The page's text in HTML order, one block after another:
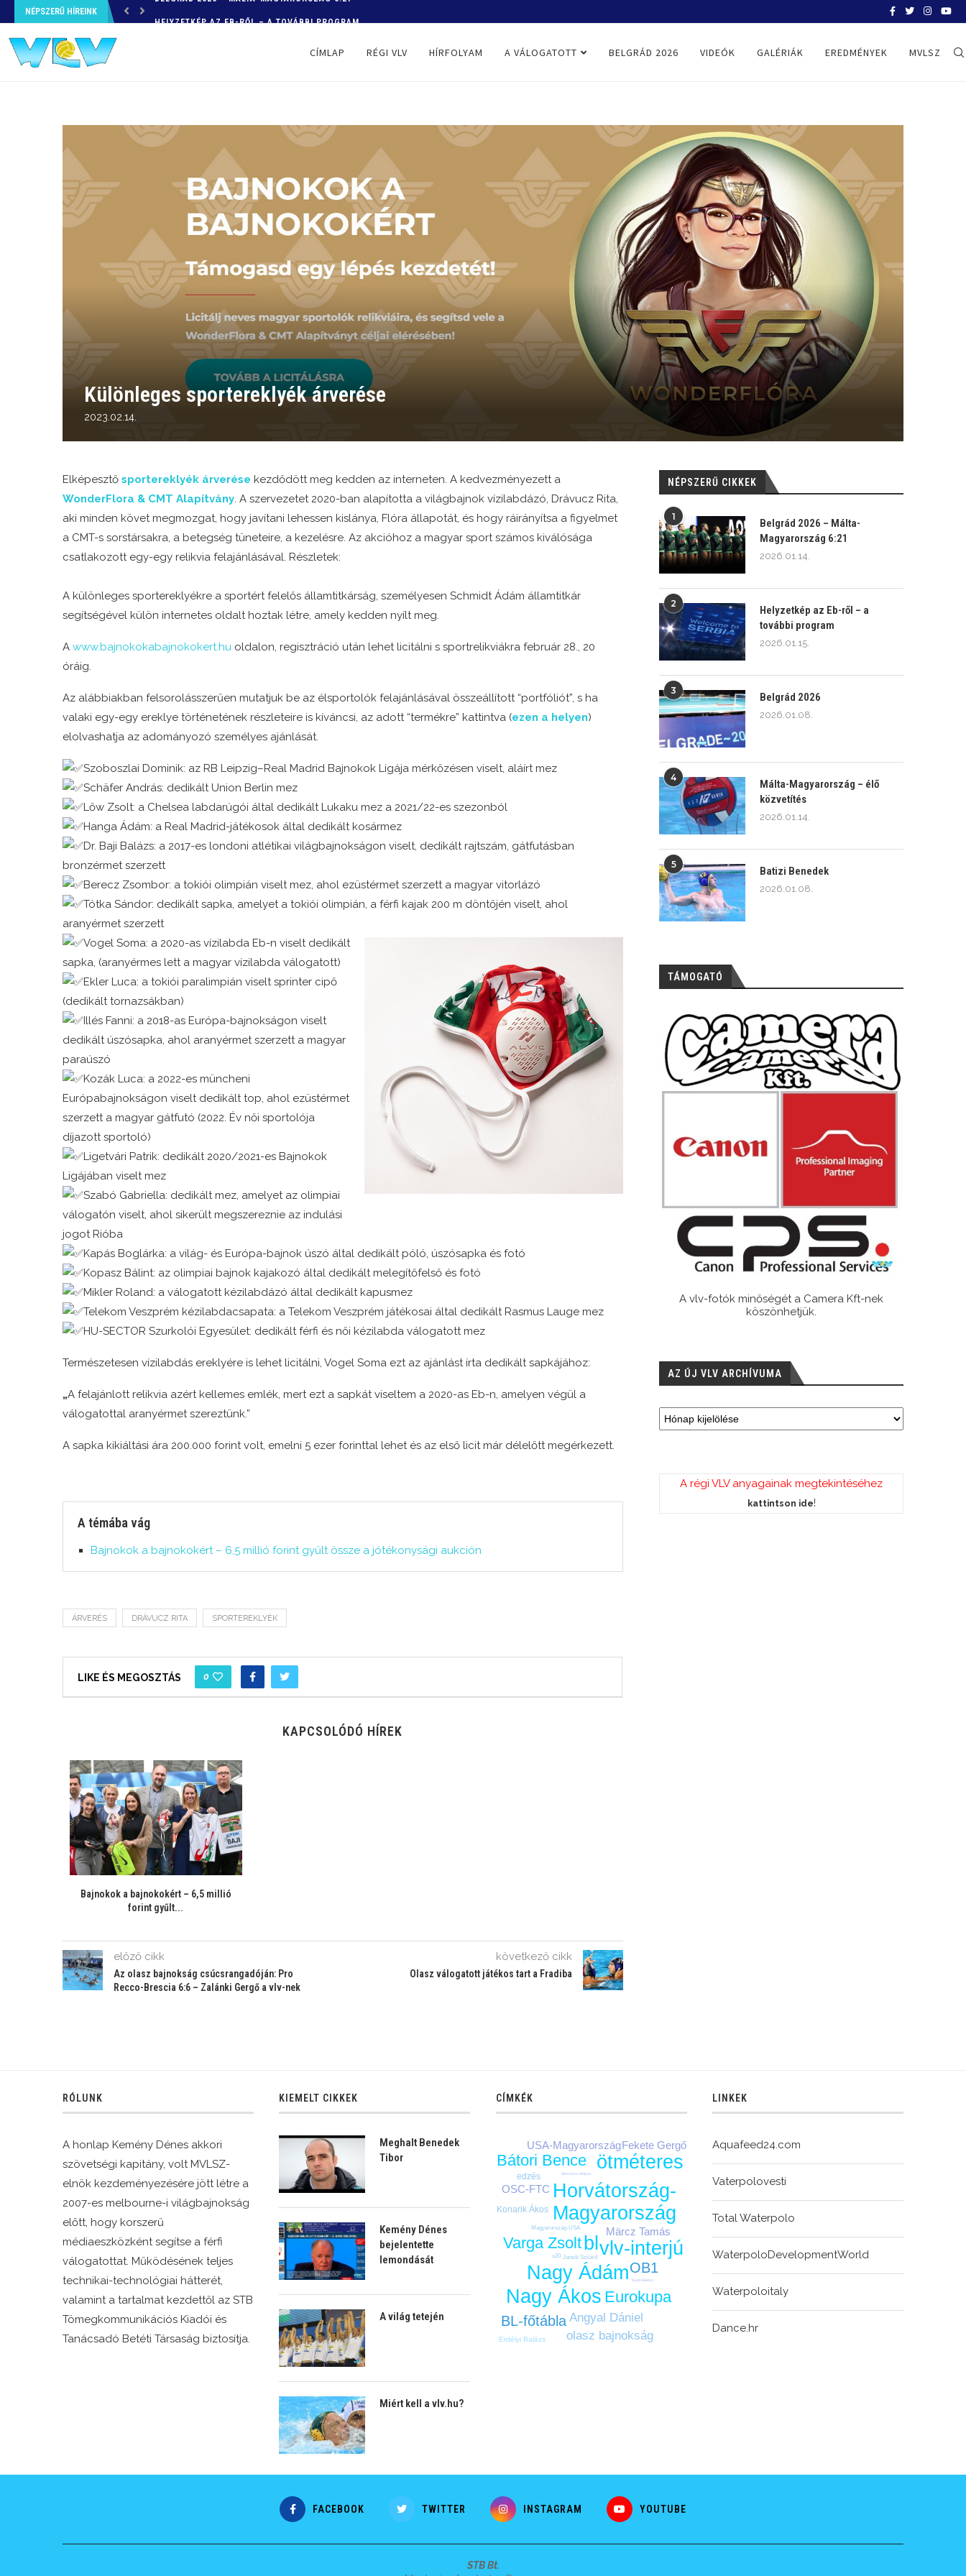
NÉPSZERŰ HÍREINK
CÍMLAP RÉGI VLV HÍRFOLYAM A VÁLOGATOTT BELGRÁD 2026 VIDEÓK GALÉRIÁK EREDMÉNYEK MVLSZ
Különleges sportereklyék árverése
2023.02.14.
Elképesztő sportereklyék árverése kezdődött meg kedden az interneten. A kedvezményezett a
WonderFlora & CMT Alapítvány. A szervezetet 2020-ban alapította a világbajnok vízilabdázó, Drávucz Rita,
aki minden követ megmozgat, hogy javítani lehessen kislánya, Flóra állapotát, és hogy ráirányítsa a figyelmet
a CMT-s sorstársakra, a betegség tüneteire, a kezelésre. Az akcióhoz a magyar sport számos kiválósága
csatlakozott egy-egy relikvia felajánlásával. Részletek:
A különleges sportereklyékre a sportért felelős államtitkárság, személyesen Schmidt Ádám államtitkár
segítségével külön internetes oldalt hoztak létre, amely kedden nyílt meg.
A www.bajnokokabajnokokert.hu oldalon, regisztráció után lehet licitálni s sportrelikviákra február 28., 20
óráig.
Az alábbiakban felsorolásszerűen mutatjuk be az élsportolók felajánlásával összeállított “portfóliót”, s ha
valaki egy-egy ereklye történetének részleteire is kíváncsi, az adott “termékre” kattintva (ezen a helyen)
elolvashatja az adományozó személyes ajánlását.
Szoboszlai Dominik: az RB Leipzig–Real Madrid Bajnokok Ligája mérkőzésen viselt, aláírt mez
Schäfer András: dedikált Union Berlin mez
Lőw Zsolt: a Chelsea labdarúgói által dedikált Lukaku mez a 2021/22-es szezonból
Hanga Ádám: a Real Madrid-játékosok által dedikált kosármez
Dr. Baji Balázs: a 2017-es londoni atlétikai világbajnokságon viselt, dedikált rajtszám, gátfutásban
bronzérmet szerzett
Berecz Zsombor: a tokiói olimpián viselt mez, ahol ezüstérmet szerzett a magyar vitorlázó
Tótka Sándor: dedikált sapka, amelyet a tokiói olimpián, a férfi kajak 200 m döntőjén viselt, ahol
aranyérmet szerzett
Vogel Soma: a 2020-as vízilabda Eb-n viselt dedikált
sapka, (aranyérmes lett a magyar vízilabda válogatott)
Ekler Luca: a tokiói paralimpián viselt sprinter cipő
(dedikált tornazsákban)
Illés Fanni: a 2018-as Európa-bajnokságon viselt
dedikált úszósapka, ahol aranyérmet szerzett a magyar
paraúszó
Kozák Luca: a 2022-es müncheni
Európabajnokságon viselt dedikált top, ahol ezüstérmet
szerzett a magyar gátfutó (2022. Év női sportolója
díjazott sportoló)
Ligetvári Patrik: dedikált 2020/2021-es Bajnokok
Ligájában viselt mez
Szabó Gabriella: dedikált mez, amelyet az olimpiai
válogatón viselt, ahol sikerült megszereznie az indulási
jogot Rióba
Kapás Boglárka: a világ- és Európa-bajnok úszó által dedikált póló, úszósapka és fotó
Kopasz Bálint: az olimpiai bajnok kajakozó által dedikált melegítőfelső és fotó
Mikler Roland: a válogatott kézilabdázó által dedikált kapusmez
Telekom Veszprém kézilabdacsapata: a Telekom Veszprém játékosai által dedikált Rasmus Lauge mez
HU-SECTOR Szurkolói Egyesület: dedikált férfi és női kézilabda válogatott mez
Természetesen vízilabdás ereklyére is lehet licitálni, Vogel Soma ezt az ajánlást írta dedikált sapkájához:
„A felajánlott relikvia azért kellemes emlék, mert ezt a sapkát viseltem a 2020-as Eb-n, amelyen végül a
válogatottal aranyérmet szereztünk.”
A sapka kikiáltási ára 200.000 forint volt, emelni 5 ezer forinttal lehet és az első licit már délelőtt megérkezett.
A témába vág
Bajnokok a bajnokokért – 6,5 millió forint gyűlt össze a jótékonysági aukción
ÁRVERÉS DRÁVUCZ RITA SPORTEREKLYÉK
LIKE ÉS MEGOSZTÁS 0
KAPCSOLÓDÓ HÍREK
Bajnokok a bajnokokért – 6,5 millió
forint gyűlt...
előző cikk
Az olasz bajnokság csúcsrangadóján: Pro
Recco-Brescia 6:6 – Zalánki Gergő a vlv-nek
következő cikk
Olasz válogatott játékos tart a Fradiba
NÉPSZERŰ CIKKEK
1
Belgrád 2026 – Málta-
Magyarország 6:21
2026.01.14.
2
Helyzetkép az Eb-ről – a
további program
2026.01.15.
3
Belgrád 2026
2026.01.08.
4
Málta-Magyarország – élő
közvetítés
2026.01.14.
5
Batizi Benedek
2026.01.08.
TÁMOGATÓ
A vlv-fotók minőségét a Camera Kft-nek
köszönhetjük.
AZ ÚJ VLV ARCHÍVUMA
A régi VLV anyagainak megtekintéséhez
kattintson ide!
RÓLUNK
A honlap Kemény Dénes akkori
szövetségi kapitány, volt MVLSZ-
elnök kezdeményezésére jött létre a
2007-es melbourne-i világbajnokság
előtt, hogy korszerű
médiaeszközként segítse a férfi
válogatottat. Működésének teljes
technikai-technológiai hátterét,
valamint a tartalmat kezdettől az STB
Tömegkommunikációs Kiadói és
Tanácsadó Betéti Társaság biztosítja.
KIEMELT CIKKEK
Meghalt Benedek
Tibor
Kemény Dénes
bejelentette
lemondását
A világ tetején
Miért kell a vlv.hu?
CÍMKÉK
bl
Horvátország-
Magyarország
Nagy Ádám
Nagy Ákos
vlv-interjú
ötméteres
Bátori Bence
Eurokupa
Varga Zsolt
BL-főtábla
OB1
Angyal Dániel
olasz bajnokság
Fekete Gergő
Märcz Tamás
OSC-FTC
USA-Magyarország
edzés
Konarik Ákos
Erdélyi Balázs
Jansik Szilárd
Magyarország-USA
u20
Mészáros Mátyás
Nyéki Balázs
LINKEK
Aquafeed24.com
Vaterpolovesti
Total Waterpolo
WaterpoloDevelopmentWorld
Waterpoloitaly
Dance.hr
FACEBOOK TWITTER INSTAGRAM YOUTUBE
STB Bt.